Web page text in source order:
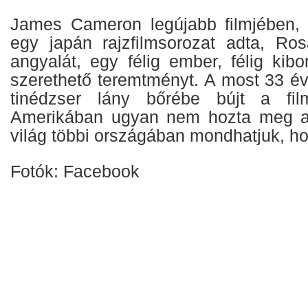
James Cameron legújabb filmjében,
egy japán rajzfilmsorozat adta,
angyalát, egy félig ember, félig
szerethető teremtményt. A most 33
tinédzser lány bőrébe bújt a
Amerikában ugyan nem hozta meg
világ többi országában mondhatjuk,
Fotók: Facebook